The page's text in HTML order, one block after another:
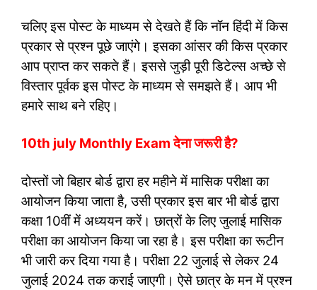
चलिए इस पोस्ट के माध्यम से देखते हैं कि नॉन हिंदी में किस
प्रकार से प्रश्न पूछे जाएंगे। इसका आंसर की किस प्रकार
आप प्राप्त कर सकते हैं। इससे जुड़ी पूरी डिटेल्स अच्छे से
विस्तार पूर्वक इस पोस्ट के माध्यम से समझते हैं। आप भी
हमारे साथ बने रहिए।
10th july Monthly Exam देना जरूरी है?
दोस्तों जो बिहार बोर्ड द्वारा हर महीने में मासिक परीक्षा का
आयोजन किया जाता है, उसी प्रकार इस बार भी बोर्ड द्वारा
कक्षा 10वीं में अध्ययन करें। छात्रों के लिए जुलाई मासिक
परीक्षा का आयोजन किया जा रहा है। इस परीक्षा का रूटीन
भी जारी कर दिया गया है। परीक्षा 22 जुलाई से लेकर 24
जुलाई 2024 तक कराई जाएगी। ऐसे छात्र के मन में प्रश्न